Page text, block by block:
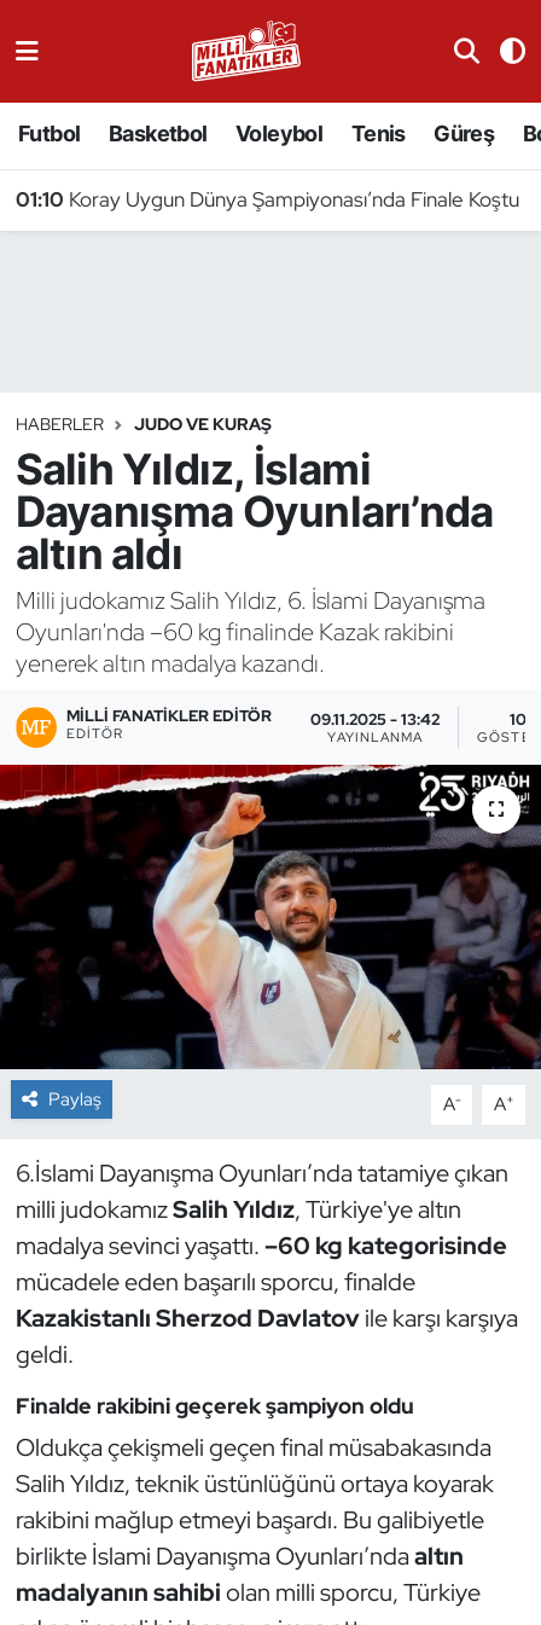
Futbol Basketbol Voleybol Tenis Güreş
01:10 Koray Uygun Dünya Şampiyonası’nda Finale Koştu
HABERLER JUDO VE KURAŞ
Salih Yıldız, İslami
Dayanışma Oyunları’nda
altın aldı
Milli judokamız Salih Yıldız, 6. İslami Dayanışma
Oyunları'nda –60 kg finalinde Kazak rakibini
yenerek altın madalya kazandı.
MILLI FANATIKLER EDITÖR
EDITÖR
09.11.2025 - 13:42
YAYINLANMA
10
Paylaş A- A+
6.İslami Dayanışma Oyunları’nda tatamiye çıkan
milli judokamızSalih Yıldız, Türkiye'ye altın
madalya sevinci yaşattı.–60 kg kategorisinde
mücadele eden başarılı sporcu, finalde
Kazakistanlı Sherzod Davlatovile karşı karşıya
geldi.
Finalde rakibini geçerek şampiyon oldu
Oldukça çekişmeli geçen final müsabakasında
Salih Yıldız, teknik üstünlüğünü ortaya koyarak
rakibini mağlup etmeyi başardı. Bu galibiyetle
birlikte İslami Dayanışma Oyunları’ndaaltın
madalyanın sahibiolan milli sporcu, Türkiye
Badminton
Binicilik
Bisiklet
Bocce Bowling Dart
Boks
Briç
Buz Hokeyi
Buz Pateni
Çim Hokeyi
Cimnastik
Dağcılık
Dövüş Sanatı
E-Spor
Eskrim
Futsal
Genel
Golf